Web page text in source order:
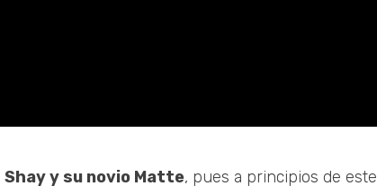
Shay y su novio Matte, pues a principios de este